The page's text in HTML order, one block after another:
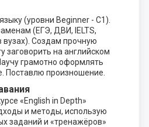
(уровни Beginner - C1).
(ЕГЭ, ДВИ, IELTS,
вузах). Создам прочную
заговорить на английском
грамотно оформлять
Поставлю произношение.
«English in Depth»
и методы, использую
заданий и «тренажёров»